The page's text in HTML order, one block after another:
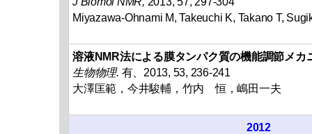
Miyazawa-Ohnami M, Takeuchi K, Takano T,
溶液NMR法による膜タンパク質の機能調節メカ
生物物理. 有、2013, 53, 236-241
大澤匡範，今井駿輔，竹内 恒，嶋田一夫
2012